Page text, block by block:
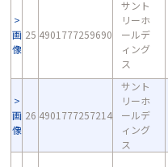
画
像
25 4901777259690
サント
リーホ
ールデ
ィング
ス
画
像
26 4901777257214
サント
リーホ
ールデ
ィング
ス